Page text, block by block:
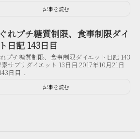
記事を読む
れプチ糖質制限、食事制限ダイ
日記 143日目
プチ糖質制限、食事制限ダイエット日記 143
素サプリダイエット 13日目 2017年10月21日
日目 ...
記事を読む